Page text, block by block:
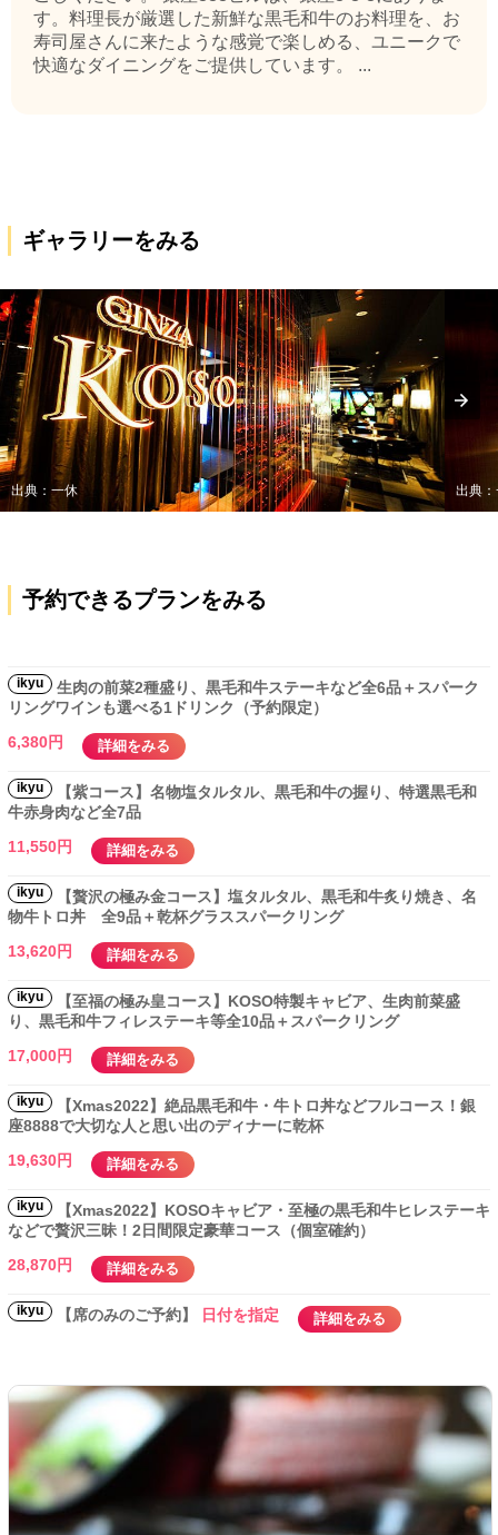
す。料理長が厳選した新鮮な黒毛和牛のお料理を、お
寿司屋さんに来たような感覚で楽しめる、ユニークで
快適なダイニングをご提供しています。 ...
ギャラリーをみる
出典：一休 出典
予約できるプランをみる
ikyu
生肉の前菜2種盛り、黒毛和牛ステーキなど全6品＋スパーク
リングワインも選べる1ドリンク（予約限定）
6,380円
詳細をみる
ikyu
【紫コース】名物塩タルタル、黒毛和牛の握り、特選黒毛和
牛赤身肉など全7品
11,550円
詳細をみる
ikyu
【贅沢の極み金コース】塩タルタル、黒毛和牛炙り焼き、名
物牛トロ丼 全9品＋乾杯グラススパークリング
13,620円
詳細をみる
ikyu
【至福の極み皇コース】KOSO特製キャビア、生肉前菜盛
り、黒毛和牛フィレステーキ等全10品＋スパークリング
17,000円
詳細をみる
ikyu
【Xmas2022】絶品黒毛和牛・牛トロ丼などフルコース！銀
座8888で大切な人と思い出のディナーに乾杯
19,630円
詳細をみる
ikyu
【Xmas2022】KOSOキャビア・至極の黒毛和牛ヒレステーキ
などで贅沢三昧！2日間限定豪華コース（個室確約）
28,870円
詳細をみる
ikyu 【席のみのご予約】 日付を指定 詳細をみる